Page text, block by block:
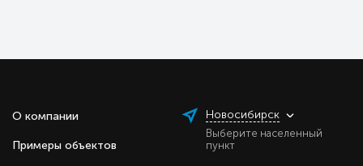
О компании
Примеры объектов
Новосибирск
Выберите населенный
пункт